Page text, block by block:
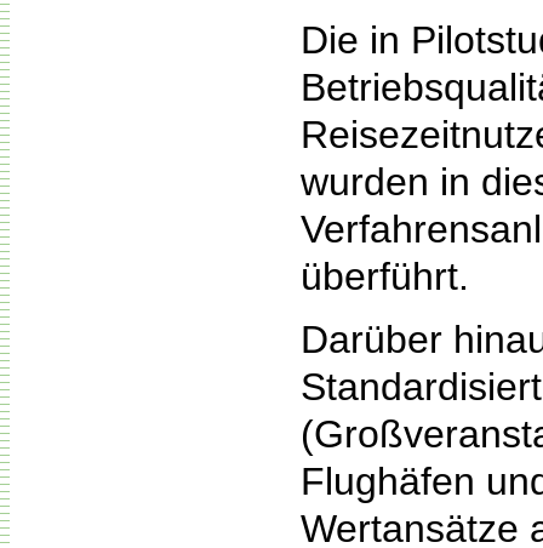
Die in
wurden in
überführt.
Darüber
Flughäfen
Wertansätze